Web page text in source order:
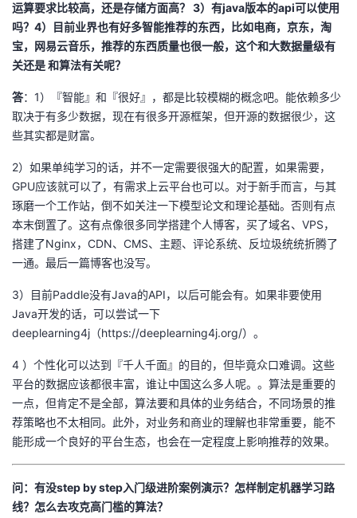
运算要求比较高，还是存储方面高？ 3）有java版本的api可以使用
吗？4）目前业界也有好多智能推荐的东西，比如电商，京东，淘
宝，网易云音乐，推荐的东西质量也很一般，这个和大数据量级有
关还是 和算法有关呢？
答：1）『智能』和『很好』，都是比较模糊的概念吧。能依赖多少
取决于有多少数据，现在有很多开源框架，但开源的数据很少，这
些其实都是财富。
2）如果单纯学习的话，并不一定需要很强大的配置，如果需要，
GPU应该就可以了，有需求上云平台也可以。对于新手而言，与其
琢磨一个工作站，倒不如关注一下模型论文和理论基础。否则有点
本末倒置了。这有点像很多同学搭建个人博客，买了域名、VPS，
搭建了Nginx，CDN、CMS、主题、评论系统、反垃圾统统折腾了
一通。最后一篇博客也没写。
3）目前Paddle没有Java的API，以后可能会有。如果非要使用
Java开发的话，可以尝试一下
deeplearning4j（https://deeplearning4j.org/）。
4 ）个性化可以达到『千人千面』的目的，但毕竟众口难调。这些
平台的数据应该都很丰富，谁让中国这么多人呢。。算法是重要的
一点，但肯定不是全部，算法要和具体的业务结合，不同场景的推
荐策略也不太相同。此外，对业务和商业的理解也非常重要，能不
能形成一个良好的平台生态，也会在一定程度上影响推荐的效果。
问：有没step by step入门级进阶案例演示？怎样制定机器学习路
线？怎么去攻克高门槛的算法？